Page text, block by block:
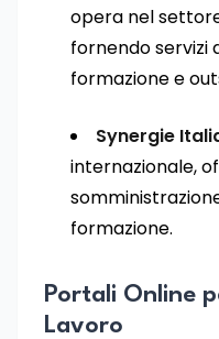
opera nel
fornendo servizi
formazione e
Synergie
internazionale,
formazione.
Portali Online
Lavoro